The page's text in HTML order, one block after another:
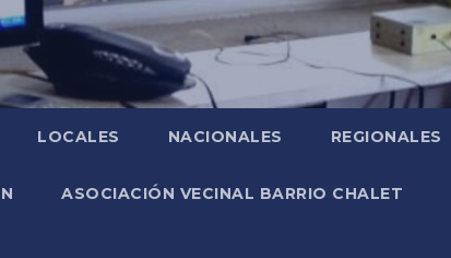
LOCALES NACIONALES REGIONALES
ASOCIACIÓN VECINAL BARRIO CHALET